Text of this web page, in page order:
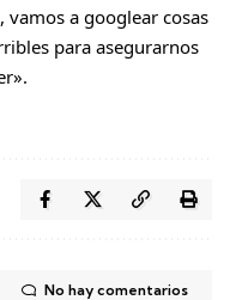
a googlear cosas
para asegurarnos
No hay comentarios